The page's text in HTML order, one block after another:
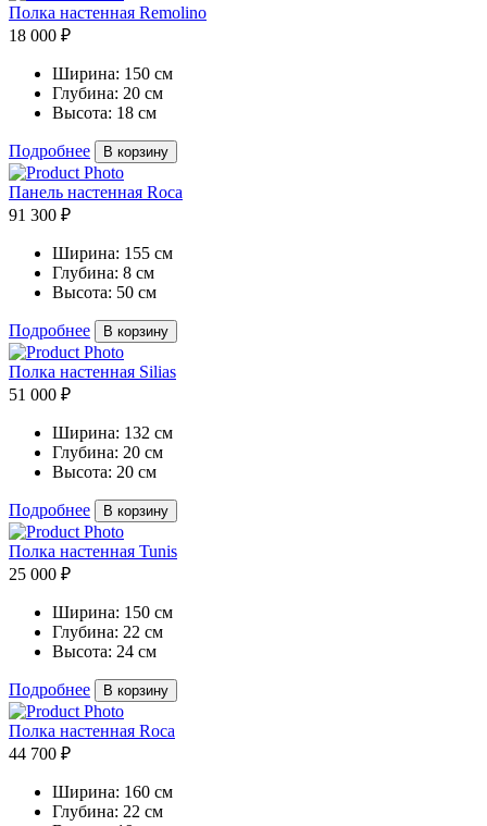
Полка настенная Remolino
18 000 ₽
Ширина: 150 см
Глубина: 20 см
Высота: 18 см
Подробнее В корзину
Панель настенная Roca
91 300 ₽
Ширина: 155 см
Глубина: 8 см
Высота: 50 см
Подробнее В корзину
Полка настенная Silias
51 000 ₽
Ширина: 132 см
Глубина: 20 см
Высота: 20 см
Подробнее В корзину
Полка настенная Tunis
25 000 ₽
Ширина: 150 см
Глубина: 22 см
Высота: 24 см
Подробнее В корзину
Полка настенная Roca
44 700 ₽
Ширина: 160 см
Глубина: 22 см